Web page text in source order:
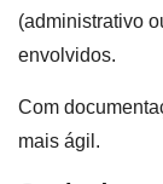
(administrativo
envolvidos.
Com
mais ágil.